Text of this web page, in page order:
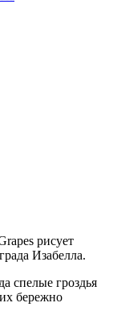
рисует
Изабелла.
спелые гроздья
бережно